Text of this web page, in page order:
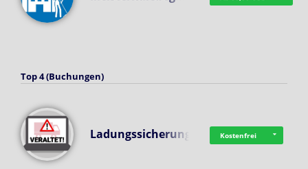
Top 4 (Buchungen)
Ladungssicherung Kostenfrei